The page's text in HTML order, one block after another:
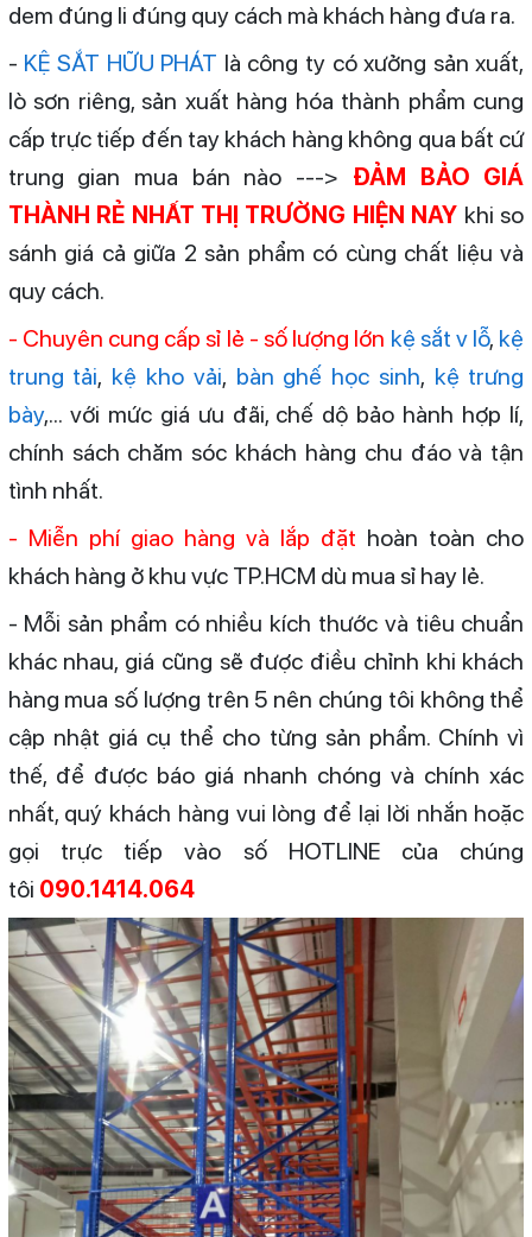
dem đúng li đúng quy cách mà khách hàng đưa ra.
- KỆ SẮT HỮU PHÁT là công ty có xưởng sản xuất,
lò sơn riêng, sản xuất hàng hóa thành phẩm cung
cấp trực tiếp đến tay khách hàng không qua bất cứ
trung gian mua bán nào ---> ĐẢM BẢO GIÁ
THÀNH RẺ NHẤT THỊ TRƯỜNG HIỆN NAY khi so
sánh giá cả giữa 2 sản phẩm có cùng chất liệu và
quy cách.
- Chuyên cung cấp sỉ lẻ - số lượng lớn kệ sắt v lỗ, kệ
trung tải, kệ kho vải, bàn ghế học sinh, kệ trưng
bày,... với mức giá ưu đãi, chế dộ bảo hành hợp lí,
chính sách chăm sóc khách hàng chu đáo và tận
tình nhất.
- Miễn phí giao hàng và lắp đặt hoàn toàn cho
khách hàng ở khu vực TP.HCM dù mua sỉ hay lẻ.
- Mỗi sản phẩm có nhiều kích thước và tiêu chuẩn
khác nhau, giá cũng sẽ được điều chỉnh khi khách
hàng mua số lượng trên 5 nên chúng tôi không thể
cập nhật giá cụ thể cho từng sản phẩm. Chính vì
thế, để được báo giá nhanh chóng và chính xác
nhất, quý khách hàng vui lòng để lại lời nhắn hoặc
gọi trực tiếp vào số HOTLINE của chúng
tôi 090.1414.064